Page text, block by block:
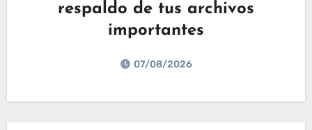
respaldo de tus archivos
importantes
07/08/2026